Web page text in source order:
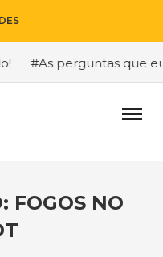
#As perguntas que eu
FOGOS NO